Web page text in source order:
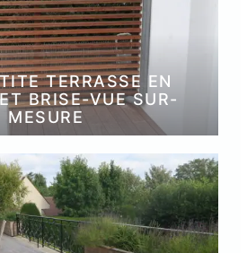
TERRASSE EN
BRISE-VUE SUR-
MESURE